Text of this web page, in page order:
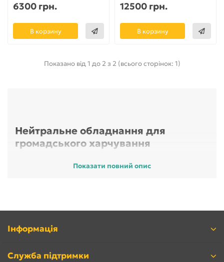
6300 грн.
В корзину
12500 грн.
В корзину
Показано від 1 до 2 з 2 (всього сторінок: 1)
Нейтральне обладнання для
громадського харчування
Показати повний опис
Інформація
Служба підтримки